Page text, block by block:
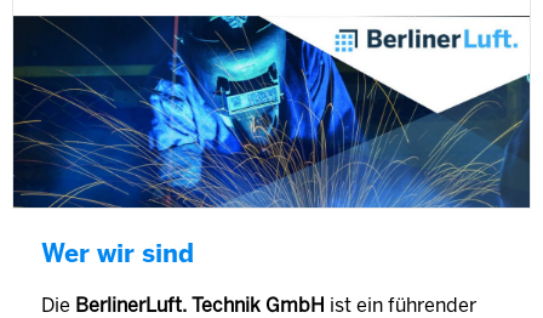
Wer wir sind
Die BerlinerLuft. Technik GmbH ist ein führender